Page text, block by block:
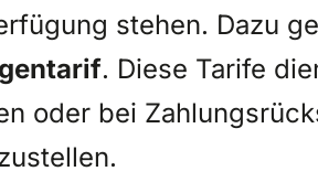
stehen. Dazu
. Diese Tarife
oder bei